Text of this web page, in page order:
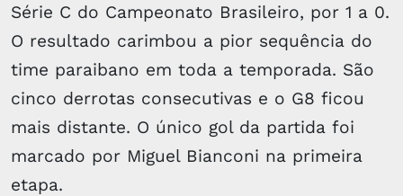
Série C do Campeonato Brasileiro, por 1 a 0.
O resultado carimbou a pior sequência do
time paraibano em toda a temporada. São
cinco derrotas consecutivas e o G8 ficou
mais distante. O único gol da partida foi
marcado por Miguel Bianconi na primeira
etapa.